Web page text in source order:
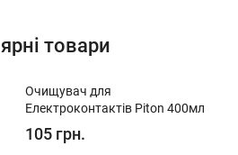
товари
Очищувач для
Електроконтактів Piton 400мл
105 грн.